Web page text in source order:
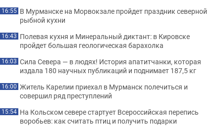
16:55 В Мурманске на Морвокзале пройдет праздник северной
рыбной кухни
16:43 Полевая кухня и Минеральный диктант: в Кировске
пройдет большая геологическая барахолка
16:03 Сила Севера — в людях! История апатитчанки, которая
издала 180 научных публикаций и поднимает 187,5 кг
16:00 Житель Карелии приехал в Мурманск полечиться и
совершил ряд преступлений
15:54 На Кольском севере стартует Всероссийская перепись
воробьев: как считать птиц и получить подарки